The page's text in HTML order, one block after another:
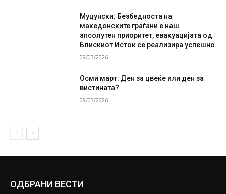
Муцунски: Безбедноста на
македонските граѓани е наш
апсолутен приоритет, евакуацијата од
Блискиот Исток се реализира успешно
09/03/2026
Осми март: Ден за цвеќе или ден за
вистината?
09/03/2026
ОДБРАНИ ВЕСТИ